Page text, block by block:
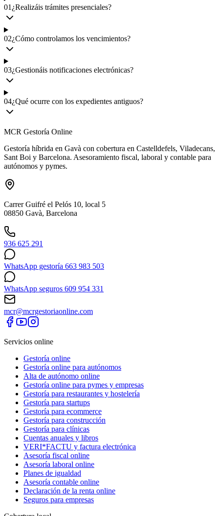
01 ¿Realizáis trámites presenciales?
02¿Cómo controlamos los vencimientos?
03¿Gestionáis notificaciones electrónicas?
04¿Qué ocurre con los expedientes antiguos?
MCR Gestoría Online
Gestoría híbrida en Gavà con cobertura en Castelldefels, Viladecans,
Sant Boi y Barcelona. Asesoramiento fiscal, laboral y contable para
autónomos y pymes.
Carrer Guifré el Pelós 10, local 5
08850 Gavà, Barcelona
936 625 291
WhatsApp gestoría 663 983 503
WhatsApp seguros 609 954 331
mcr@mcrgestoriaonline.com
Servicios online
Gestoría online
Gestoría online para autónomos
Alta de autónomo online
Gestoría online para pymes y empresas
Gestoría para restaurantes y hostelería
Gestoría para startups
Gestoría para ecommerce
Gestoría para construcción
Gestoría para clínicas
Cuentas anuales y libros
VERI*FACTU y factura electrónica
Asesoría fiscal online
Asesoría laboral online
Planes de igualdad
Asesoría contable online
Declaración de la renta online
Seguros para empresas